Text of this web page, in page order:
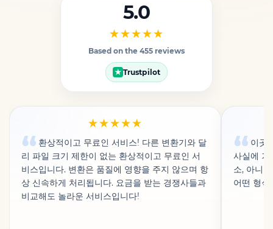
5.0
★★★★★
Based on the 455 reviews
★ Trustpilot
★★★★★
환상적이고 무료인 서비스! 다른 변환기와 달
리 파일 크기 제한이 없는 환상적이고 무료인 서
비스입니다. 변환은 품질에 영향을 주지 않으며 항
상 신속하게 처리됩니다. 요금을 받는 경쟁사들과
비교해도 놀라운 서비스입니다!
이곳
사실에 기
소, 아니
어떤 형식